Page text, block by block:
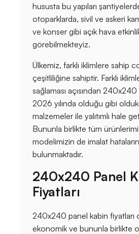
hususta bu yapıları
otoparklarda, sivil ve askeri
ve konser gibi açık hava
görebilmekteyiz.
Ülkemiz, farklı iklimlere sahip
çeşitliliğine sahiptir. Farklı
sağlaması açısından
2026 yılında olduğu gibi
malzemeler ile yalıtımlı hale
Bununla birlikte tüm
modelimizin de imalat
bulunmaktadır.
240x240 Panel
Fiyatları
240x240 panel kabin fiyatları
ekonomik ve bununla birlikte